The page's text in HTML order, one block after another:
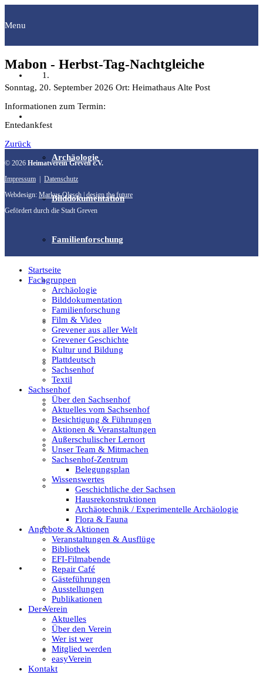
Menu
Archäologie
Bilddokumentation
Familienforschung
Film & Video
Grevener aus aller Welt
Grevener Geschichte
Kultur und Bildung
Plattdeutsch
Sachsenhof
Textil
Sachsenhof
Über den Sachsenhof
Aktuelles vom Sachsenhof
Mabon - Herbst-Tag-Nachtgleiche
Sonntag, 20. September 2026 Ort: Heimathaus Alte Post
Informationen zum Termin:
Entedankfest
Zurück
© 2026 Heimatverein Greven e.V.
Impressum | Datenschutz
Webdesign: Markus Olesch | design the future
Gefördert durch die Stadt Greven
Startseite
Fachgruppen
Archäologie
Bilddokumentation
Familienforschung
Film & Video
Grevener aus aller Welt
Grevener Geschichte
Kultur und Bildung
Plattdeutsch
Sachsenhof
Textil
Sachsenhof
Über den Sachsenhof
Aktuelles vom Sachsenhof
Besichtigung & Führungen
Aktionen & Veranstaltungen
Außerschulischer Lernort
Unser Team & Mitmachen
Sachsenhof-Zentrum
Belegungsplan
Wissenswertes
Geschichtliche der Sachsen
Hausrekonstruktionen
Archäotechnik / Experimentelle Archäologie
Flora & Fauna
Angebote & Aktionen
Veranstaltungen & Ausflüge
Bibliothek
EFI-Filmabende
Repair Café
Gästeführungen
Ausstellungen
Publikationen
Der Verein
Aktuelles
Über den Verein
Wer ist wer
Mitglied werden
easyVerein
Kontakt